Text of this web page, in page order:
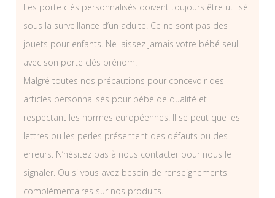
Les porte clés personnalisés doivent toujours être utilisé
sous la surveillance d’un adulte. Ce ne sont pas des
jouets pour enfants. Ne laissez jamais votre bébé seul
avec son porte clés prénom.
Malgré toutes nos précautions pour concevoir des
articles personnalisés pour bébé de qualité et
respectant les normes européennes. Il se peut que les
lettres ou les perles présentent des défauts ou des
erreurs. N’hésitez pas à nous contacter pour nous le
signaler. Ou si vous avez besoin de renseignements
complémentaires sur nos produits.